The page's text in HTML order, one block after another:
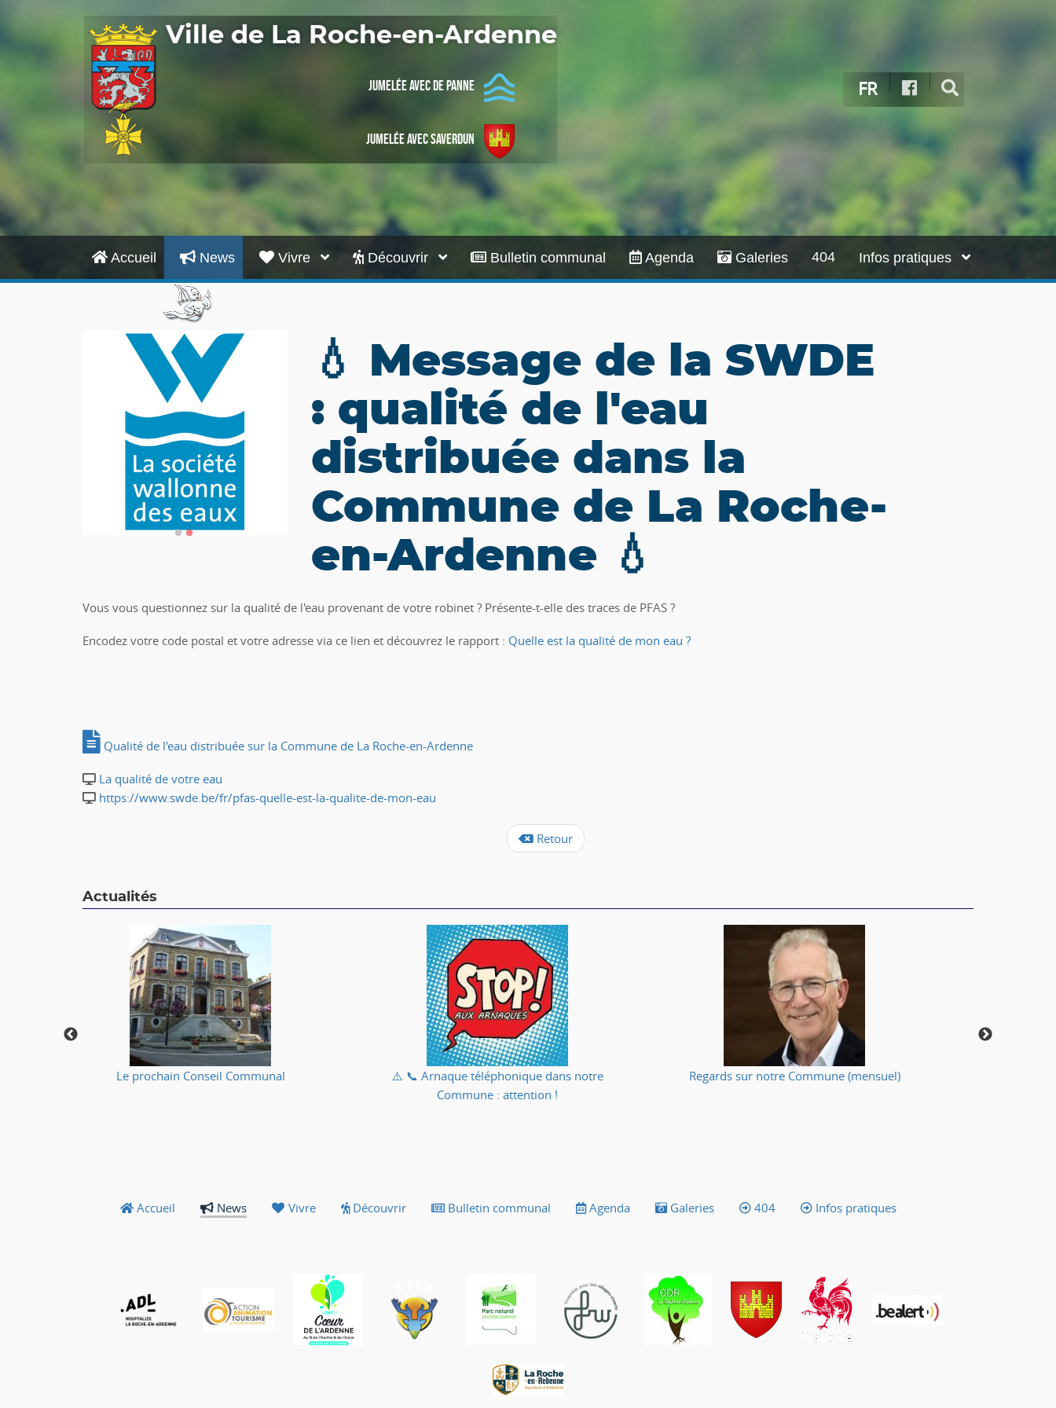
Ville de La Roche-en-Ardenne
Jumelée avec De Panne
Jumelée avec Saverdun
FR
Accueil News Vivre Découvrir Bulletin communal Agenda Galeries 404 Infos pratiques
💧 Message de la SWDE
: qualité de l'eau
distribuée dans la
Commune de La Roche-
en-Ardenne 💧
Vous vous questionnez sur la qualité de l'eau provenant de votre robinet ? Présente-t-elle des traces de PFAS ?
Encodez votre code postal et votre adresse via ce lien et découvrez le rapport : Quelle est la qualité de mon eau ?
Qualité de l'eau distribuée sur la Commune de La Roche-en-Ardenne
La qualité de votre eau
https://www.swde.be/fr/pfas-quelle-est-la-qualite-de-mon-eau
Retour
Actualités
Le prochain Conseil Communal
⚠️ 📞 Arnaque téléphonique dans notre
Commune : attention !
Regards sur notre Commune (mensuel)
Accueil News Vivre Découvrir Bulletin communal Agenda Galeries 404 Infos pratiques